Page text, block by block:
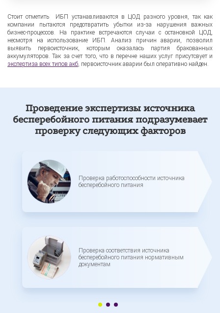
Стоит отметить ИБП устанавливаются в ЦОД разного уровня, так как
компании пытаются предотвратить убытки из-за нарушения важных
бизнес-процессов. На практике встречаются случаи с остановкой ЦОД,
несмотря на использование ИБП. Анализ причин аварии, позволил
выявить первоисточник, которым оказалась партия бракованных
аккумуляторов. Так за счет того, что в перечне наших услуг присутсвует и
экспертиза всех типов акб , первоисточник аварии был оперативно найден.
Проведение экспертизы источника
бесперебойного питания подразумевает
проверку следующих факторов
Проверка работоспособности источника
бесперебойного питания
Проверка соответствия источника
бесперебойного питания нормативным
документам